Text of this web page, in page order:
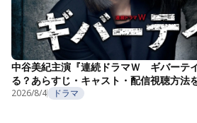
中谷美紀主演『連続ドラマＷ ギバーテ
る？あらすじ・キャスト・配信視聴方法
2026/8/4 ドラマ